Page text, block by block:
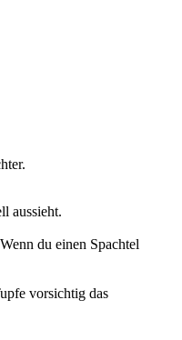
aussieht.
du einen Spachtel
vorsichtig das